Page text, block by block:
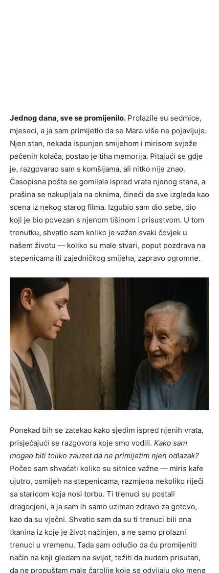
Jednog dana, sve se promijenilo. Prolazile su sedmice,
mjeseci, a ja sam primijetio da se Mara više ne pojavljuje.
Njen stan, nekada ispunjen smijehom i mirisom svježe
pečenih kolača, postao je tiha memorija. Pitajući se gdje
je, razgovarao sam s komšijama, ali nitko nije znao.
Časopisna pošta se gomilala ispred vrata njenog stana, a
prašina se nakupljala na oknima, čineći da sve izgleda kao
scena iz nekog starog filma. Izgubio sam dio sebe, dio
koji je bio povezan s njenom tišinom i prisustvom. U tom
trenutku, shvatio sam koliko je važan svaki čovjek u
našem životu — koliko su male stvari, poput pozdrava na
stepenicama ili zajedničkog smijeha, zapravo ogromne.
Ponekad bih se zatekao kako sjedim ispred njenih vrata,
prisjećajući se razgovora koje smo vodili. Kako sam
mogao biti toliko zauzet da ne primijetim njen odlazak?
Počeo sam shvaćati koliko su sitnice važne — miris kafe
ujutro, osmijeh na stepenicama, razmjena nekoliko riječi
sa staricom koja nosi torbu. Ti trenuci su postali
dragocjeni, a ja sam ih samo uzimao zdravo za gotovo,
kao da su vječni. Shvatio sam da su ti trenuci bili ona
tkanina iz koje je život načinjen, a ne samo prolazni
trenuci u vremenu. Tada sam odlučio da ću promijeniti
način na koji gledam na svijet, težiti da budem prisutan,
da ne propuštam male čarolije koje se odvijaju oko mene